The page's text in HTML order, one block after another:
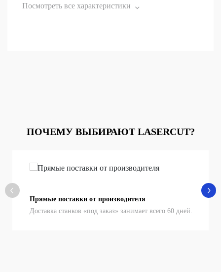
Посмотреть все характеристики
ПОЧЕМУ ВЫБИРАЮТ LASERCUT?
Прямые поставки от производителя
Доставка станков «под заказ» занимает всего 60 дней.